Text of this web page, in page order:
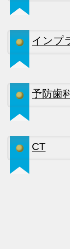
インプ
予防歯
CT